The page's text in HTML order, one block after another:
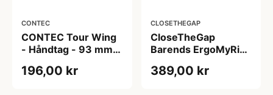
CONTEC
CONTEC Tour Wing
- Håndtag - 93 mm /
Sort/Grå
196,00 kr
CLOSETHEGAP
CloseTheGap
Barends ErgoMyRide
389,00 kr